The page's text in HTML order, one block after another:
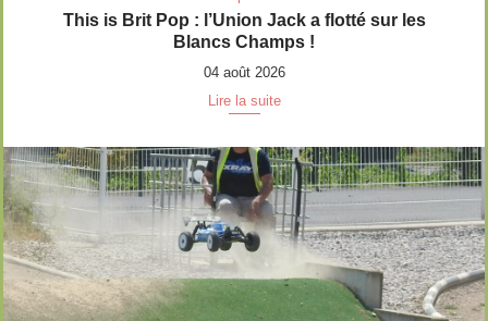
This is Brit Pop : l’Union Jack a flotté sur les
Blancs Champs !
04 août 2026
Lire la suite